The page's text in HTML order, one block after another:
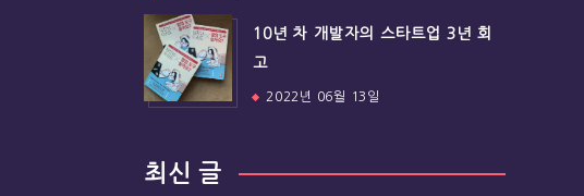
10년 차 개발자의 스타트업 3년 회
고
2022년 06월 13일
최신 글